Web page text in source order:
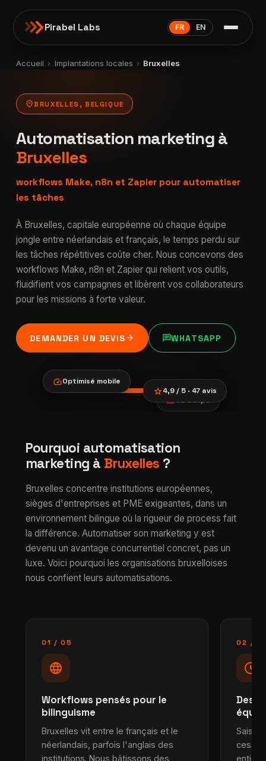
Pirabel Labs FR EN
Accueil › Implantations locales › Bruxelles
location_onBRUXELLES, BELGIQUE
Automatisation marketing à
Bruxelles
workflows Make, n8n et Zapier pour automatiser
les tâches
À Bruxelles, capitale européenne où chaque équipe
jongle entre néerlandais et français, le temps perdu sur
les tâches répétitives coûte cher. Nous concevons des
workflows Make, n8n et Zapier qui relient vos outils,
fluidifient vos campagnes et libèrent vos collaborateurs
pour les missions à forte valeur.
DEMANDER UN DEVISarrow_forward chatWHATSAPP
Automatisation
marketing à
Bruxelles
paymentsCB Stripe
speedOptimisé mobile
star4,9 / 5 · 47 avis
Pourquoi automatisation
marketing à Bruxelles ?
Bruxelles concentre institutions européennes,
sièges d'entreprises et PME exigeantes, dans un
environnement bilingue où la rigueur de process fait
la différence. Automatiser son marketing y est
devenu un avantage concurrentiel concret, pas un
luxe. Voici pourquoi les organisations bruxelloises
nous confient leurs automatisations.
01 / 05
language
Workflows pensés pour le
bilinguisme
Bruxelles vit entre le français et le
néerlandais, parfois l'anglais des
institutions. Nous bâtissons des
02 /
schedule
Des
Saisie
ces